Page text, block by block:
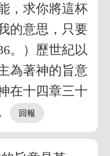
，求你將這杯
的意思，只要
。）歷世紀以
為著神的旨意
在十四章三十